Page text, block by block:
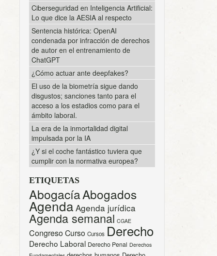
Ciberseguridad en Inteligencia Artificial:
Lo que dice la AESIA al respecto
Sentencia histórica: OpenAI
condenada por infracción de derechos
de autor en el entrenamiento de
ChatGPT
¿Cómo actuar ante deepfakes?
El uso de la biometría sigue dando
disgustos; sanciones tanto para el
acceso a los estadios como para el
ámbito laboral.
La era de la inmortalidad digital
impulsada por la IA
¿Y si el coche fantástico tuviera que
cumplir con la normativa europea?
ETIQUETAS
AbogacíaAbogados
Agenda Agenda jurídica
Agenda semanal CGAE
CongresoCurso Cursos Derecho
Derecho Laboral Derecho Penal Derechos